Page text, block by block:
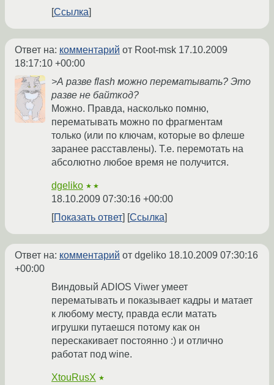
Ссылка
Ответ на: комментарий от Root-msk 17.10.2009
18:17:10 +00:00
>А разве flash можно перематывать? Это
разве не байткод?
Можно. Правда, насколько помню,
перематывать можно по фрагментам
только (или по ключам, которые во флеше
заранее расставлены). Т.е. перемотать на
абсолютно любое время не получится.
dgeliko ★★
18.10.2009 07:30:16 +00:00
Показать ответ
Ссылка
Ответ на: комментарий от dgeliko 18.10.2009 07:30:16
+00:00
Виндовый ADIOS Viwer умеет
перематывать и показывает кадры и матает
к любому месту, правда если матать
игрушки путаешся потому как он
перескакивает постоянно :) и отлично
работат под wine.
XtouRusX ★